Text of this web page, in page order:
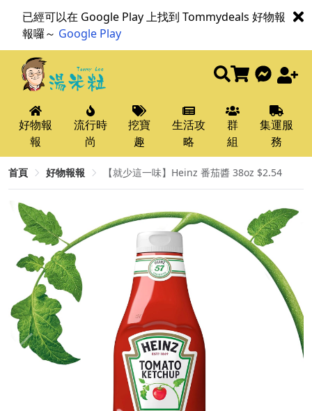
已經可以在 Google Play 上找到 Tommydeals 好物報
報囉～ Google Play
好物報
報
流行時
尚
挖寶
趣
生活攻
略
群
組
集運服
務
首頁 好物報報 【就少這一味】Heinz 番茄醬 38oz $2.54